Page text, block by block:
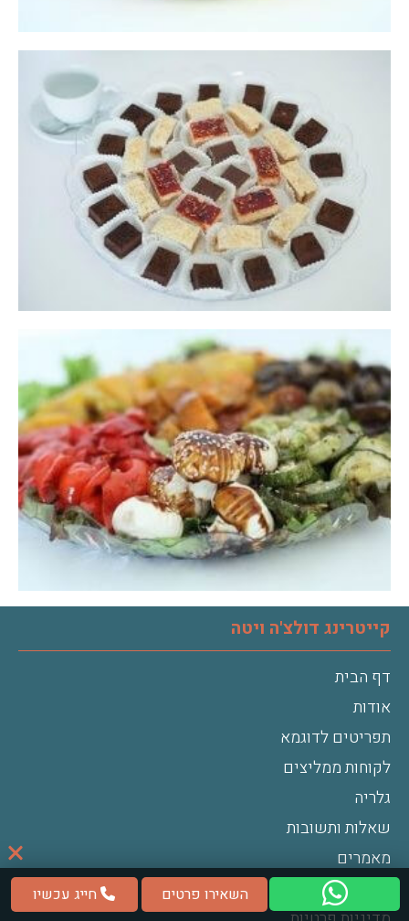
השאירו פרטים חייג עכשיו
קייטרינג דולצ'ה ויטה
דף הבית
אודות
תפריטים לדוגמא
לקוחות ממליצים
גלריה
שאלות ותשובות
מאמרים
מפת אתר